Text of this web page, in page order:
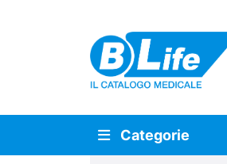
Vai al contenuto principale
Categorie